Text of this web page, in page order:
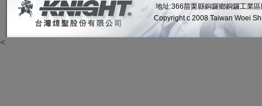
地址:366苗栗縣銅鑼鄉銅鑼工業區
Copyright c 2008 Taiwan Woei
<